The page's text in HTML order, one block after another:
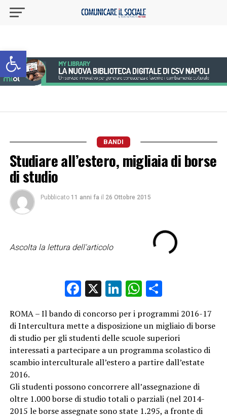
Apri la barra degli strumenti
BANDI
Studiare all’estero, migliaia di borse
di studio
Pubblicato 11 anni fa il 26 Ottobre 2015
Ascolta la lettura dell'articolo
Facebook
X LinkedIn
WhatsApp
Condividi
ROMA – Il bando di concorso per i programmi 2016-17
di Intercultura mette a disposizione un migliaio di borse
di studio per gli studenti delle scuole superiori
interessati a partecipare a un programma scolastico di
scambio interculturale all’estero a partire dall’estate
2016.
Gli studenti possono concorrere all’assegnazione di
oltre 1.000 borse di studio totali o parziali (nel 2014-
2015 le borse assegnate sono state 1.295, a fronte di